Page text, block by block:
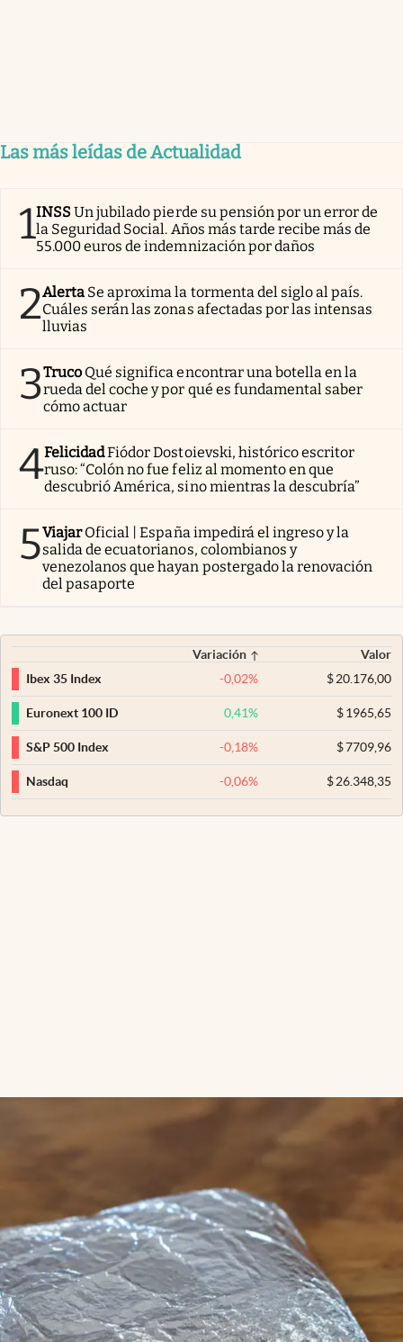
Las más leídas de Actualidad
1INSSUn jubilado pierde su pensión por un error de
la Seguridad Social. Años más tarde recibe más de
55.000 euros de indemnización por daños
2Alerta Se aproxima la tormenta del siglo al país.
Cuáles serán las zonas afectadas por las intensas
lluvias
3Truco Qué significa encontrar una botella en la
rueda del coche y por qué es fundamental saber
cómo actuar
4FelicidadFiódor Dostoievski, histórico escritor
ruso: “Colón no fue feliz al momento en que
descubrió América, sino mientras la descubría”
5Viajar Oficial | España impedirá el ingreso y la
salida de ecuatorianos, colombianos y
venezolanos que hayan postergado la renovación
del pasaporte
Variación
Valor
Ibex 35 Index
-0,02% $20.176,00
Euronext 100 ID 0,41% $1965,65
S&P 500 Index -0,18% $7709,96
Nasdaq -0,06% $26.348,35